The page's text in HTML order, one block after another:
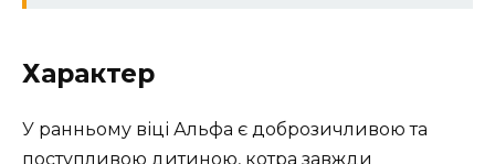
Характер
У ранньому віці Альфа є доброзичливою та
поступливою дитиною, котра завжди